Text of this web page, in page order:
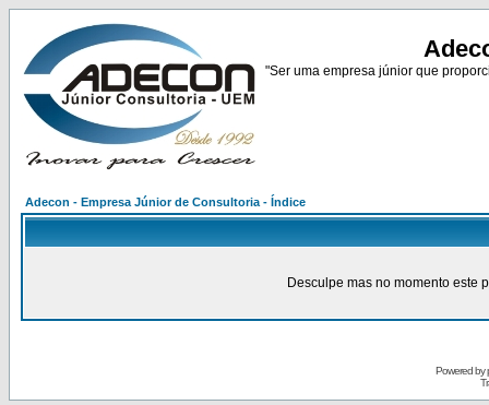
"Ser uma empresa júnior que
Adecon - Empresa Júnior de Consultoria - Índice
Desculpe mas no momento este
Powered by